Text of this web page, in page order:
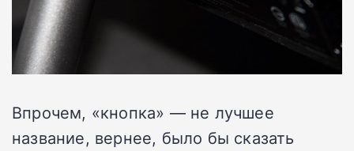
Впрочем, «кнопка» — не лучшее
название, вернее, было бы сказать